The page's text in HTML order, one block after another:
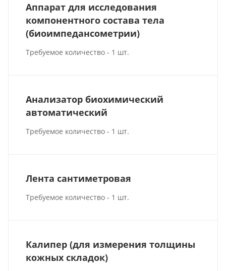
Аппарат для исследования
компонентного состава тела
(биоимпедансометрии)
Требуемое количество - 1 шт.
Анализатор биохимический
автоматический
Требуемое количество - 1 шт.
Лента сантиметровая
Требуемое количество - 1 шт.
Калипер (для измерения толщины
кожных складок)